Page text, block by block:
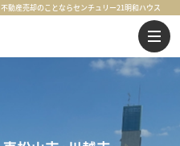
動産売却のことならセンチュリー21明和ハウス